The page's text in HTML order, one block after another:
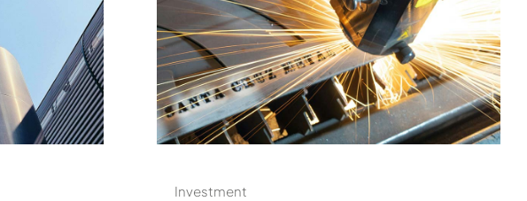
Investment